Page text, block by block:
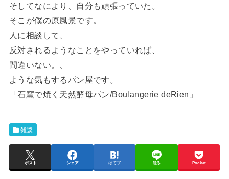
そしてなにより、自分も頑張っていた。
そこが僕の原風景です。
人に相談して、
反対されるようなことをやっていれば、
間違いない。、
ような気もするパン屋です。
「石窯で焼く天然酵母パン/Boulangerie deRien」
雑談
ポスト シェア はてブ 送る Pocket